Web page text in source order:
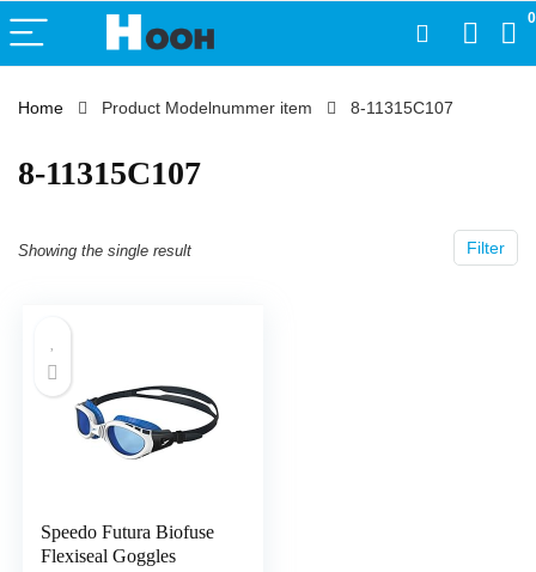
0
Home Product Modelnummer item ‎8-11315C107
‎8-11315C107
Filter
Showing the single result
Speedo Futura Biofuse
Flexiseal Goggles